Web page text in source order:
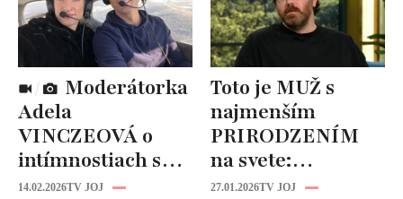
Adela
VINCZEOVÁ o
intímnostiach s
manželom:
14.02.2026TV JOJ
Toto je MUŽ s
najmenším
PRIRODZENÍM
na svete:
Zriedkavý
27.01.2026TV JOJ